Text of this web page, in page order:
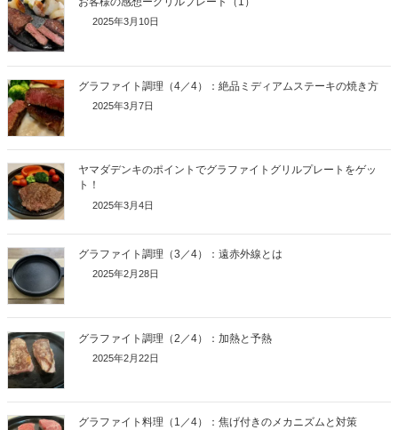
2025年3月10日
グラファイト調理（4／4）：絶品ミディアムステーキの焼き方
2025年3月7日
ヤマダデンキのポイントでグラファイトグリルプレートをゲッ
ト！
2025年3月4日
グラファイト調理（3／4）：遠赤外線とは
2025年2月28日
グラファイト調理（2／4）：加熱と予熱
2025年2月22日
グラファイト料理（1／4）：焦げ付きのメカニズムと対策